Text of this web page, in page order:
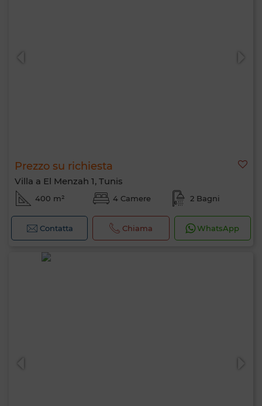
Prezzo su richiesta
Villa a El Menzah 1, Tunis
400 m² 4 Camere 2 Bagni
Contatta Chiama WhatsApp